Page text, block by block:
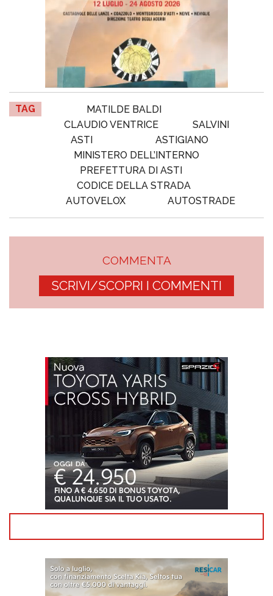
TAG
MATILDE BALDI
CLAUDIO VENTRICE
SALVINI
ASTI
ASTIGIANO
MINISTERO DELL’INTERNO
PREFETTURA DI ASTI
CODICE DELLA STRADA
AUTOVELOX
AUTOSTRADE
COMMENTA
SCRIVI/SCOPRI I COMMENTI